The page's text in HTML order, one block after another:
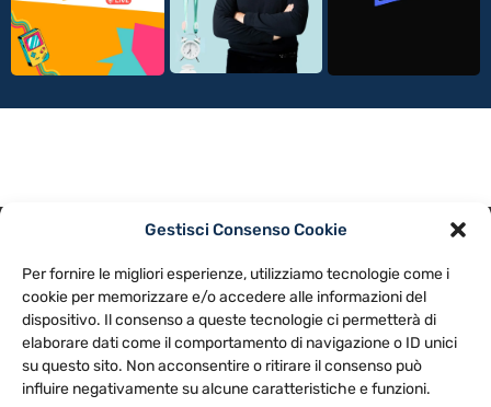
Gestisci Consenso Cookie
Per fornire le migliori esperienze, utilizziamo tecnologie come i
cookie per memorizzare e/o accedere alle informazioni del
dispositivo. Il consenso a queste tecnologie ci permetterà di
elaborare dati come il comportamento di navigazione o ID unici
su questo sito. Non acconsentire o ritirare il consenso può
influire negativamente su alcune caratteristiche e funzioni.
NOTE LEGALI
CONTATTACI PREFERENZE
TV LIBERA S.P.A.
Via Monteleonese 95/21 – 51100 Pistoia (PT)
Tel. 0573.9136 / Fax 0573.913615